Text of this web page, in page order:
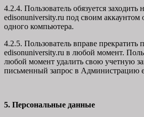
4.2.4. Пользователь обязуется заходить
edisonuniversity.ru под своим аккаунтом
одного компьютера.
4.2.5. Пользователь вправе прекратить
edisonuniversity.ru в любой момент.
любой момент удалить свою учетную
письменный запрос в Администрацию
5. Персональные данные